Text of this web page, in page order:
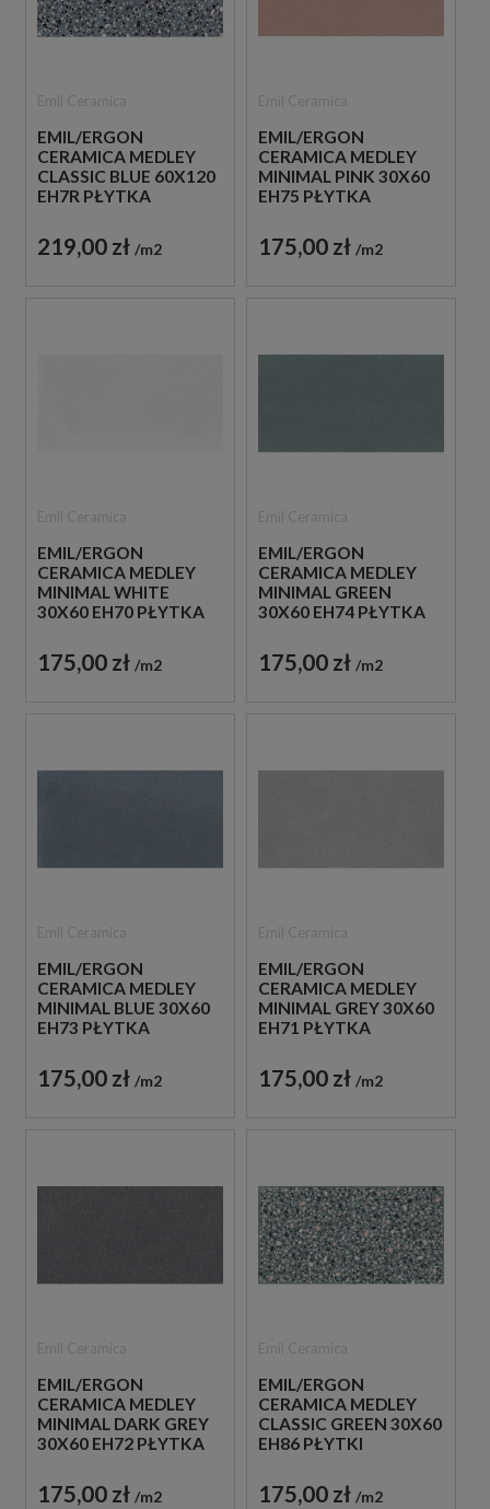
EMIL/ERGON
CERAMICA MEDLEY
CLASSIC BLUE 60X120
EH7R PŁYTKA
219,00 zł m2
EMIL/ERGON
CERAMICA MEDLEY
MINIMAL PINK 30X60
EH75 PŁYTKA
175,00 zł m2
EMIL/ERGON
CERAMICA MEDLEY
MINIMAL WHITE
30X60 EH70 PŁYTKA
175,00 zł m2
EMIL/ERGON
CERAMICA MEDLEY
MINIMAL GREEN
30X60 EH74 PŁYTKA
175,00 zł m2
EMIL/ERGON
CERAMICA MEDLEY
MINIMAL BLUE 30X60
EH73 PŁYTKA
175,00 zł m2
EMIL/ERGON
CERAMICA MEDLEY
MINIMAL GREY 30X60
EH71 PŁYTKA
175,00 zł m2
EMIL/ERGON
CERAMICA MEDLEY
MINIMAL DARK GREY
30X60 EH72 PŁYTKA
175,00 zł m2
EMIL/ERGON
CERAMICA MEDLEY
CLASSIC GREEN 30X60
EH86 PŁYTKI
175,00 zł m2